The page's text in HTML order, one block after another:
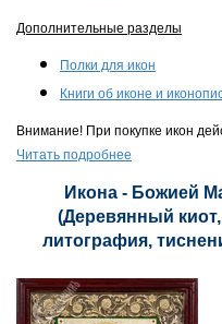
Дополнительные разделы
Полки для икон
Книги об иконе и
Внимание! При покупке икон
Читать подробнее
Икона - Божией
(Деревянный
литография,